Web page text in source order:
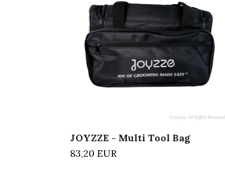
JOYZZE - Multi Tool Bag
83,20 EUR